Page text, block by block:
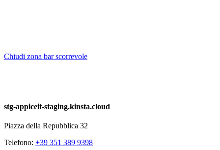
Chiudi zona bar scorrevole
stg-appiceit-staging.kinsta.cloud
Piazza della Repubblica 32
Telefono: +39 351 389 9398